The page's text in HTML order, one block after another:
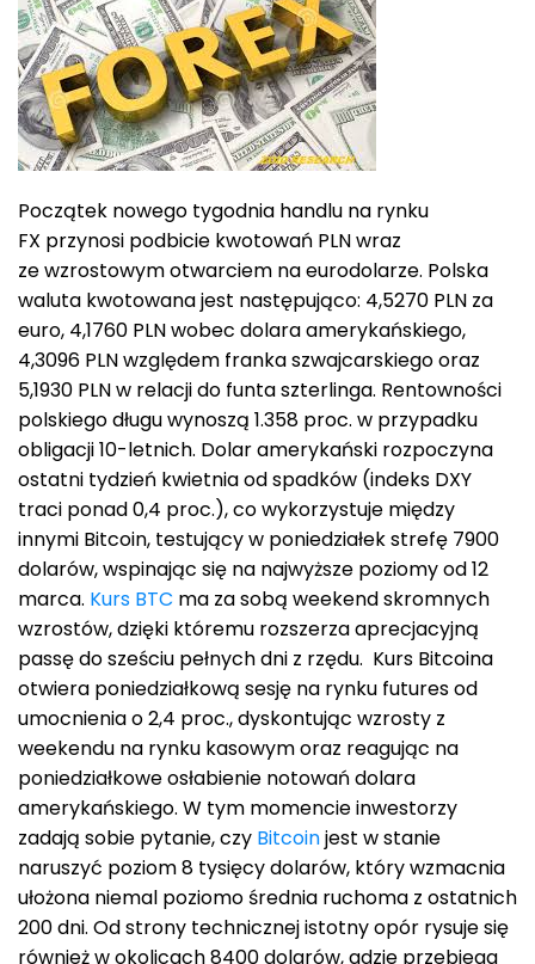
Początek nowego tygodnia handlu na rynku
FX przynosi podbicie kwotowań PLN wraz
ze wzrostowym otwarciem na eurodolarze. Polska
waluta kwotowana jest następująco: 4,5270 PLN za
euro, 4,1760 PLN wobec dolara amerykańskiego,
4,3096 PLN względem franka szwajcarskiego oraz
5,1930 PLN w relacji do funta szterlinga. Rentowności
polskiego długu wynoszą 1.358 proc. w przypadku
obligacji 10-letnich. Dolar amerykański rozpoczyna
ostatni tydzień kwietnia od spadków (indeks DXY
traci ponad 0,4 proc.), co wykorzystuje między
innymi Bitcoin, testujący w poniedziałek strefę 7900
dolarów, wspinając się na najwyższe poziomy od 12
marca. Kurs BTC ma za sobą weekend skromnych
wzrostów, dzięki któremu rozszerza aprecjacyjną
passę do sześciu pełnych dni z rzędu. Kurs Bitcoina
otwiera poniedziałkową sesję na rynku futures od
umocnienia o 2,4 proc., dyskontując wzrosty z
weekendu na rynku kasowym oraz reagując na
poniedziałkowe osłabienie notowań dolara
amerykańskiego. W tym momencie inwestorzy
zadają sobie pytanie, czy Bitcoinjest w stanie
naruszyć poziom 8 tysięcy dolarów, który wzmacnia
ułożona niemal poziomo średnia ruchoma z ostatnich
200 dni. Od strony technicznej istotny opór rysuje się
również w okolicach 8400 dolarów, gdzie przebiega